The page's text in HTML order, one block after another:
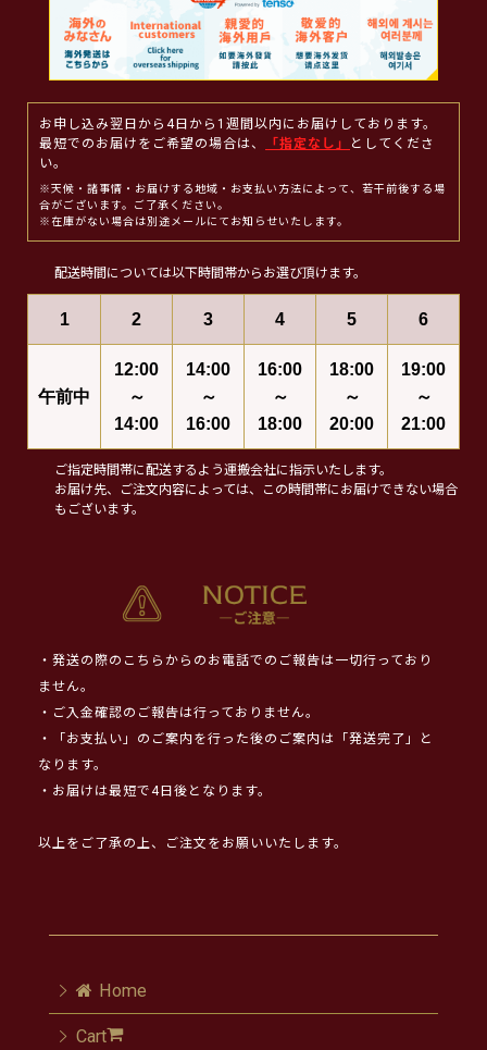
お申し込み翌日から4日から1週間以内にお届けしております。
最短でのお届けをご希望の場合は、
「指定なし」
としてくださ
い。
※天候・諸事情・お届けする地域・お支払い方法によって、若干前後する場
合がございます。ご了承ください。
※在庫がない場合は別途メールにてお知らせいたします。
配送時間については以下時間帯からお選び頂けます。
1 2 3 4 5 6
午前中
12:00
～
14:00
14:00
～
16:00
16:00
～
18:00
18:00
～
20:00
19:00
～
21:00
ご指定時間帯に配送するよう運搬会社に指示いたします。
お届け先、ご注文内容によっては、この時間帯にお届けできない場合
もございます。
・発送の際のこちらからのお電話でのご報告は一切行っており
ません。
・ご入金確認のご報告は行っておりません。
・「お支払い」のご案内を行った後のご案内は「発送完了」と
なります。
・お届けは最短で4日後となります。
以上をご了承の上、ご注文をお願いいたします。
Home
Cart